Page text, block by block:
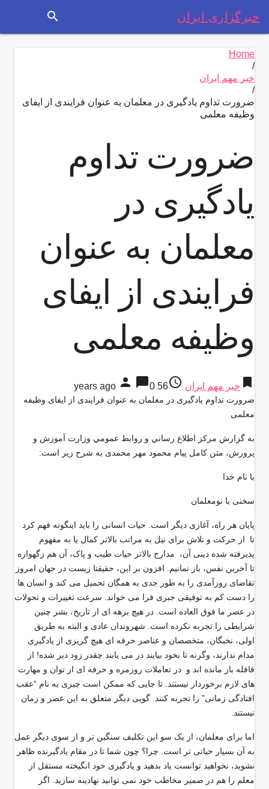
خبرگزاری ایران search
Home
/
خبر مهم ایران
/
ضرورت تداوم یادگیری در معلمان به عنوان فرایندی از ایفای
وظیفه معلمی
ضرورت تداوم
یادگیری در
معلمان به عنوان
فرایندی از ایفای
وظیفه معلمی
bookmark خبر مهم ایران access_time
56 years ago
person chat_bubble0
ضرورت تداوم یادگیری در معلمان به عنوان فرایندی از ایفای وظیفه
معلمی
به گزارش مركز اطلاع رساني و روابط عمومي وزارت آموزش و
پرورش، متن کامل پیام محمود مهر محمدی به شرح زير است:
با نام خدا
سخنی با نومعلمان
پایان هر راه، آغازی دیگر است. حیات انسانی را باید اینگونه فهم کرد
تا از حرکت و تلاش برای نیل به مراتب بالاتر کمال یا به مفهوم
پذیرفته شده دینی آن، مدارج بالاتر حیات طیب و پاک، آن هم زگهواره
تا آخرین نفس، باز نمانیم. افزون بر این، حقیقتا زیست در جهان امروز
تقاضای روزآمدی را به طور جدی به همگان تحمیل می کند و انسان ها
را دست کم به توفیقی جبری فرا می خواند. سرعت تغییرات و تحولات
در عصر ما فوق العاده است. در هیچ برهه ای از تاریخ، بشر چنین
شرایطی را تجربه نکرده است. شهروندان عادی و البته به طریق
اولی، نخبگان، متخصصان و عناصر حرفه ای هیچ گریزی از یادگیری
مدام ندارند، وگرنه تا بخود بیایند در می یابند چقدر زود دیر شده! از
قافله باز مانده اند و در تعاملات روزمره و حرفه ای از توان و مهارت
های لازم برخوردار نیستند. تا جایی که ممکن است چیزی به نام “عقب
افتادگی زمانی” را تجربه کنند. گویی دیگر متعلق به این عصر و زمان
نیستند
اما برای معلمان، از یک سو این تکلیف سنگین تر و از سوی دیگر عمل
به آن بسیار حیاتی تر است. چرا؟ چون شما تا در مقام یادگیرنده ظاهر
نشوید، نخواهید توانست یاد بدهید و یادگیری خود انگیخته مستقل از
معلم را هم در ضمیر مخاطب خود نمی توانید نهادینه سازید. اگر